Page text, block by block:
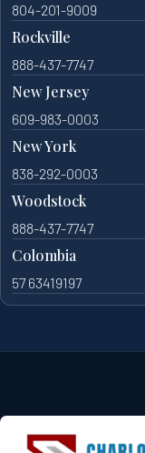
804-201-9009
Rockville
888-437-7747
New Jersey
609-983-0003
New York
838-292-0003
Woodstock
888-437-7747
Colombia
57 63419197